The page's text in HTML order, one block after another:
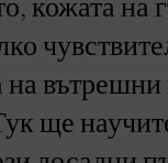
кожата на
на
ще